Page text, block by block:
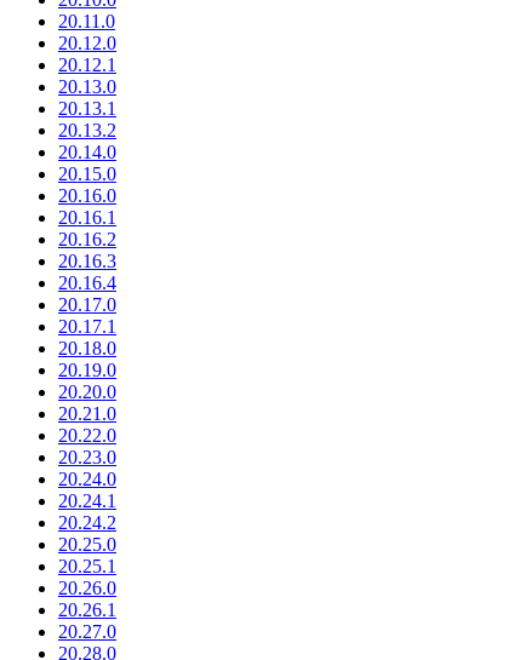
20.11.0
20.12.0
20.12.1
20.13.0
20.13.1
20.13.2
20.14.0
20.15.0
20.16.0
20.16.1
20.16.2
20.16.3
20.16.4
20.17.0
20.17.1
20.18.0
20.19.0
20.20.0
20.21.0
20.22.0
20.23.0
20.24.0
20.24.1
20.24.2
20.25.0
20.25.1
20.26.0
20.26.1
20.27.0
20.28.0